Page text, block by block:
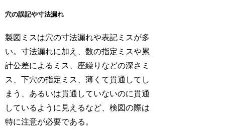
穴の誤記や寸法漏れ
製図ミスは穴の寸法漏れや表記ミスが多
い。寸法漏れに加え、数の指定ミスや累
計公差によるミス、座繰りなどの深さミ
ス、下穴の指定ミス、薄くて貫通してし
まう、あるいは貫通していないのに貫通
しているように見えるなど、検図の際は
特に注意が必要である。